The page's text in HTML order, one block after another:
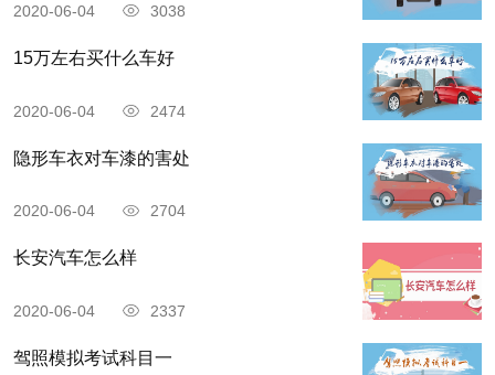
2020-06-04 3038
15万左右买什么车好
2020-06-04 2474
隐形车衣对车漆的害处
2020-06-04 2704
长安汽车怎么样
2020-06-04 2337
驾照模拟考试科目一